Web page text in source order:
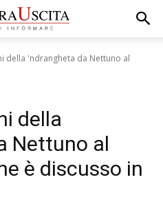
della 'ndrangheta da Nettuno al
della
Nettuno al
è discusso in